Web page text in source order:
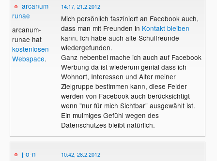
arcanum-
runae
arcanum-
runae hat
kostenlosen
Webspace.
14:17, 21.2.2012
Mich persönlich fasziniert an Facebook auch,
dass man mit Freunden in Kontakt bleiben
kann. Ich habe auch alte Schulfreunde
wiedergefunden.
Ganz nebenbei mache ich auch auf Facebook
Werbung da ist wiederum genial dass ich
Wohnort, Interessen und Alter meiner
Zielgruppe bestimmen kann, diese Felder
werden von Facebook auch berücksichtigt
wenn "nur für mich Sichtbar" ausgewählt ist.
Ein mulmiges Gefühl wegen des
Datenschutzes bleibt natürlich.
j-o-n
10:42, 28.2.2012